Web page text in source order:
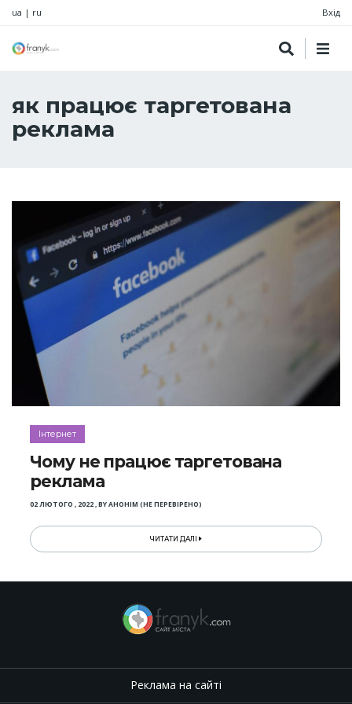
ua | ru Вхід
як працює таргетована
реклама
Інтернет
Чому не працює таргетована
реклама
02 ЛЮТОГО , 2022,BYАНОНІМ (НЕ ПЕРЕВІРЕНО)
ЧИТАТИ ДАЛІ
Реклама на сайті